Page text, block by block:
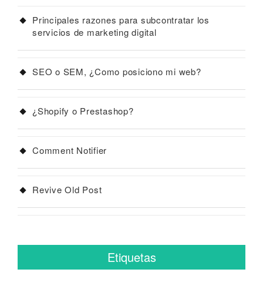
Principales razones para subcontratar los
servicios de marketing digital
SEO o SEM, ¿Como posiciono mi web?
¿Shopify o Prestashop?
Comment Notifier
Revive Old Post
Etiquetas